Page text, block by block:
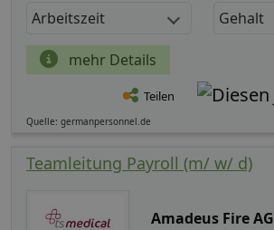
Arbeitszeit Gehalt
mehr Details
Teilen
Quelle: germanpersonnel.de
Teamleitung Payroll (m/ w/ d)
Amadeus Fire AG